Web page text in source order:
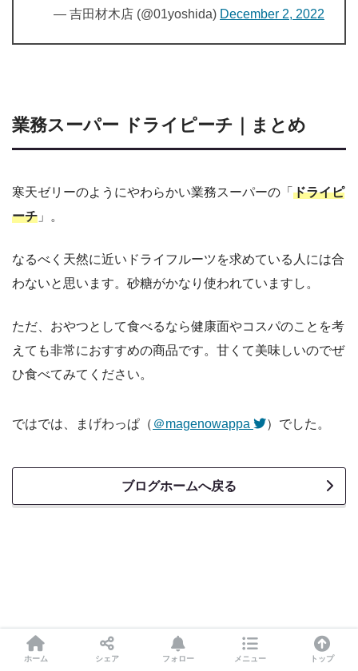
— 吉田材木店 (@01yoshida) December 2, 2022
業務スーパー ドライピーチ｜まとめ
寒天ゼリーのようにやわらかい業務スーパーの「 ドライピ
ーチ 」。
なるべく天然に近いドライフルーツを求めている人には合
わないと思います。砂糖がかなり使われていますし。
ただ、おやつとして食べるなら健康面やコスパのことを考
えても非常におすすめの商品です。甘くて美味しいのでぜ
ひ食べてみてください。
ではでは、まげわっぱ（ ＠magenowappa ）でした。
ブログホームへ戻る
ホーム シェア フォロー メニュー トップ